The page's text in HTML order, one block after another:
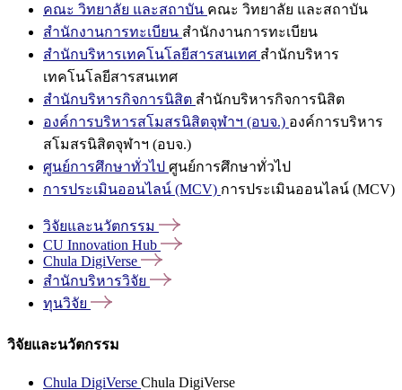
คณะ วิทยาลัย และสถาบัน คณะ วิทยาลัย และสถาบัน
สำนักงานการทะเบียน สำนักงานการทะเบียน
สำนักบริหารเทคโนโลยีสารสนเทศ สำนักบริหาร
เทคโนโลยีสารสนเทศ
สำนักบริหารกิจการนิสิต สำนักบริหารกิจการนิสิต
องค์การบริหารสโมสรนิสิตจุฬาฯ (อบจ.) องค์การบริหาร
สโมสรนิสิตจุฬาฯ (อบจ.)
ศูนย์การศึกษาทั่วไป ศูนย์การศึกษาทั่วไป
การประเมินออนไลน์ (MCV) การประเมินออนไลน์ (MCV)
วิจัยและนวัตกรรม
CU Innovation Hub
Chula DigiVerse
สำนักบริหารวิจัย
ทุนวิจัย
วิจัยและนวัตกรรม
Chula DigiVerse Chula DigiVerse